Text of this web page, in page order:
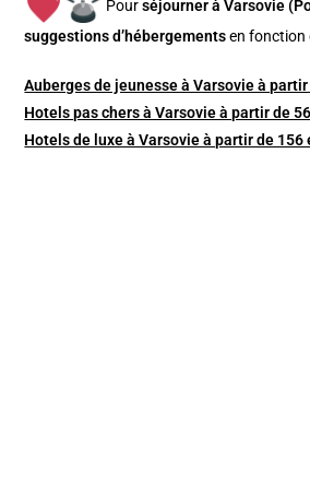
Pourséjourner à Varsovie
suggestions d’hébergements en fonction
Auberges de jeunesse à Varsovie à
Hotels pas chers à Varsovie à partir de
Hotels de luxe à Varsovie à partir de 156